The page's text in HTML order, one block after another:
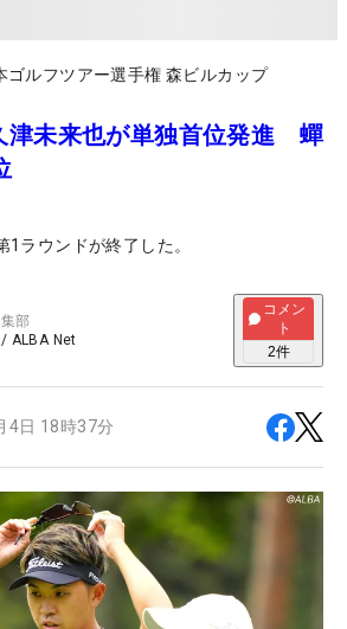
ゴルフツアー選手権 森ビルカップ
津未来也が単独首位発進 蟬
1ラウンドが終了した。
部
/ ALBA Net
コメン
ト
2件
4日 18時37分